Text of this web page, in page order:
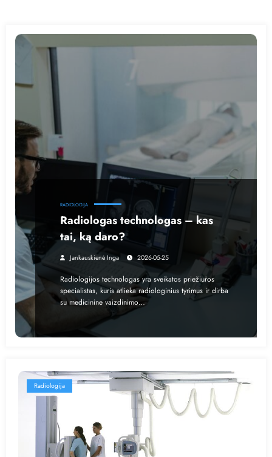
RADIOLOGIJA
Radiologas technologas – kas
tai, ką daro?
Jankauskienė Inga 2026-05-25
Radiologijos technologas yra sveikatos priežiūros
specialistas, kuris atlieka radiologinius tyrimus ir dirba
su medicinine vaizdinimo…
Radiologija